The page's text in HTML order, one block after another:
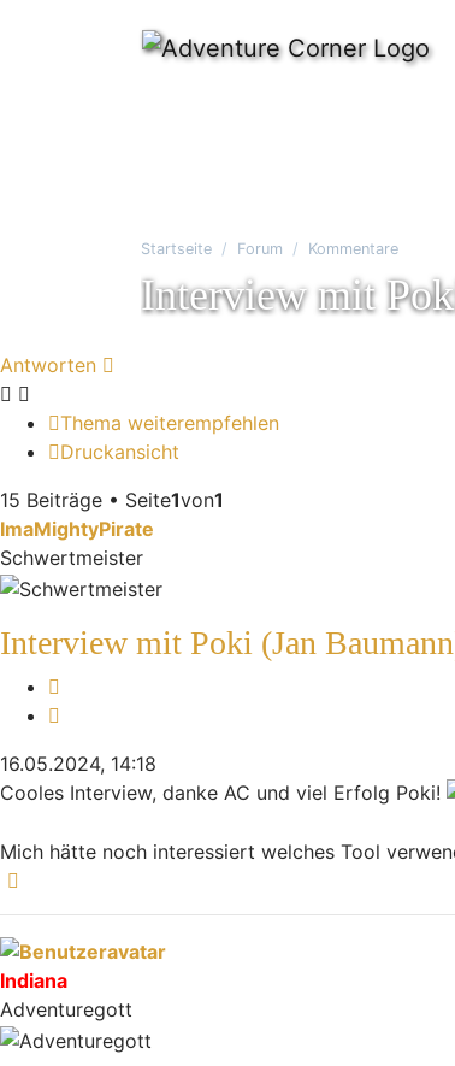
Startseite Forum Kommentare
Interview mit
Antworten
Thema weiterempfehlen
Druckansicht
15 Beiträge • Seite1von1
ImaMightyPirate
Schwertmeister
Interview mit Poki (Jan
16.05.2024, 14:18
Cooles Interview, danke AC und viel Erfolg Poki!
Mich hätte noch interessiert welches Tool
Indiana
Adventuregott